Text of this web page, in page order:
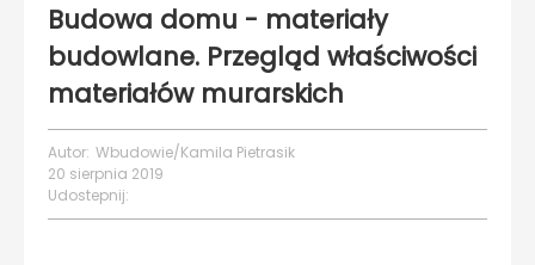
Budowa domu - materiały
budowlane. Przegląd właściwości
materiałów murarskich
Autor: Wbudowie/Kamila Pietrasik
20 sierpnia 2019
Udostepnij: